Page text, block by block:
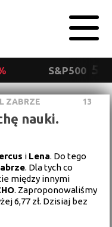
S&P500
ZABRZE 13
nauki.
i Lena. Do tego
. Dla tych co
między innymi
. Zaproponowaliśmy
6,77 zł. Dzisiaj bez
Polityka